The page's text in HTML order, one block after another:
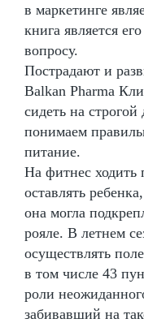
в маркетинге
книга является
вопросу.
Пострадают и
Balkan Pharma
сидеть на
понимаем
питание.
На фитнес ходить
оставлять
она могла
рояле. В летнем
осуществлять
в том числе 43
роли
забивавший на